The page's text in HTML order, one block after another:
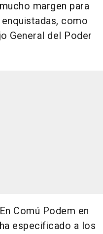
margen para
como
General del Poder
Comú Podem en
especificado a los